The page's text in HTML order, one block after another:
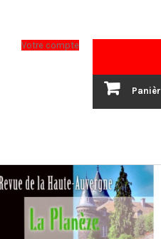
Panièr
Votre compte